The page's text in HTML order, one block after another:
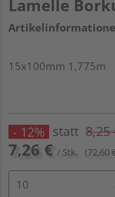
Lamelle
15x100mm 1,775m
- 12% statt 8,25
7,26 € / Stk. (72,60